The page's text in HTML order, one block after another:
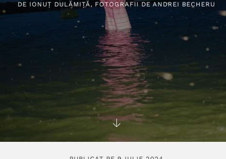
DE IONUȚ DULĂMIȚĂ , FOTOGRAFII DEANDREI BECHERU